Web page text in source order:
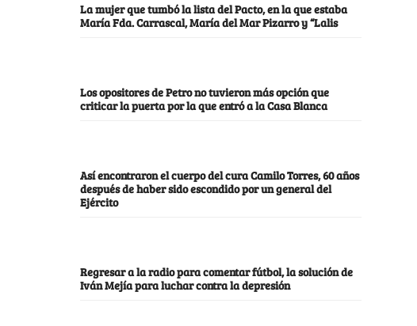
La mujer que tumbó la lista del Pacto, en la que estaba
María Fda. Carrascal, María del Mar Pizarro y “Lalis
Los opositores de Petro no tuvieron más opción que
criticar la puerta por la que entró a la Casa Blanca
Así encontraron el cuerpo del cura Camilo Torres, 60 años
después de haber sido escondido por un general del
Ejército
Regresar a la radio para comentar fútbol, la solución de
Iván Mejía para luchar contra la depresión